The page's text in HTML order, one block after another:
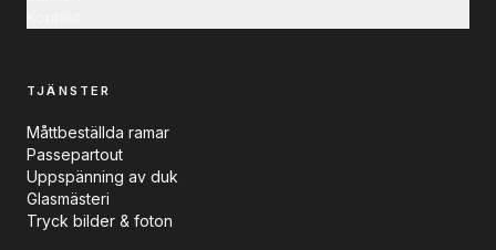
TJÄNSTER
Måttbeställda ramar
Passepartout
Uppspänning av duk
Glasmästeri
Tryck bilder & foton